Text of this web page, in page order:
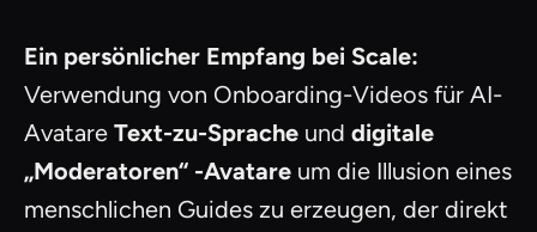
Ein persönlicher Empfang bei Scale:
Verwendung von Onboarding-Videos für AI-
Avatare Text-zu-Sprache und digitale
„Moderatoren“ -Avatare um die Illusion eines
menschlichen Guides zu erzeugen, der direkt